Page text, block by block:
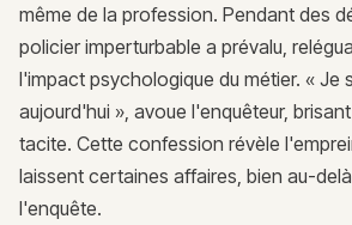
même de la profession. Pendant des
policier imperturbable a prévalu,
l'impact psychologique du métier. « Je
aujourd'hui », avoue l'enquêteur,
tacite. Cette confession révèle
laissent certaines affaires, bien au-
l'enquête.